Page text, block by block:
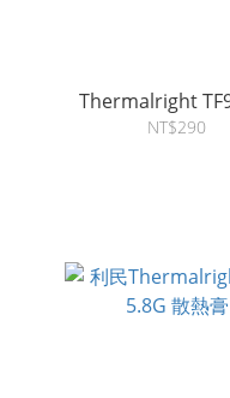
Thermalright
NT$290